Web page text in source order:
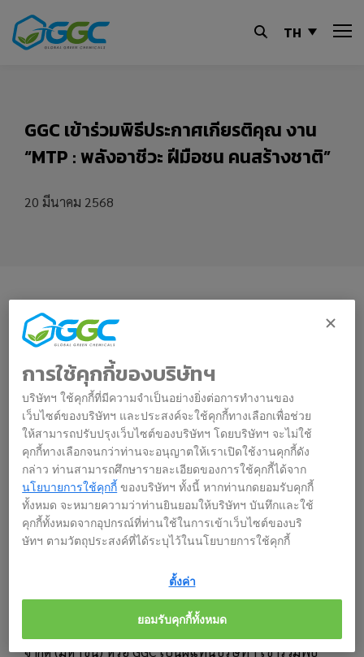
TH
GGC เข้าร่วมพิธีประกาศเกียรติคุณ งาน
“MTP : พลังอาชีวะ ฝีมือชน คนสร้างชาติ”
20 มีนาคม 2568
ดาวน์โหลด PDF
(20 มีนาคม 2568) นายพร้อมพร อิศรางกูร ณ อยุธยา ผู้
จัดการฝ่ายหน่วยงานปฏิบัติการ บริษัท โกลบอลกรีนเคมิคอล
จำกัด (มหาชน) หรือ GGC เป็นผู้แทนบริษัทฯ เข้าร่วมพิธี
การใช้คุกกี้ของบริษัทฯ
บริษัทฯ ใช้คุกกี้ที่มีความจำเป็นอย่างยิ่งต่อการทำงานของ
เว็บไซต์ของบริษัทฯ และประสงค์จะใช้คุกกี้ทางเลือกเพื่อช่วย
ให้สามารถปรับปรุงเว็บไซต์ของบริษัทฯ โดยบริษัทฯ จะไม่ใช้
คุกกี้ทางเลือกจนกว่าท่านจะอนุญาตให้เราเปิดใช้งานคุกกี้ดัง
กล่าว ท่านสามารถศึกษารายละเอียดของการใช้คุกกี้ได้จาก
นโยบายการใช้คุกกี้ ของบริษัทฯ ทั้งนี้ หากท่านกดยอมรับคุกกี้
ทั้งหมด จะหมายความว่าท่านยินยอมให้บริษัทฯ บันทึกและใช้
คุกกี้ทั้งหมดจากอุปกรณ์ที่ท่านใช้ในการเข้าเว็บไซต์ของบริ
ษัทฯ ตามวัตถุประสงค์ที่ได้ระบุไว้ในนโยบายการใช้คุกกี้
ตั้งค่า
ยอมรับคุกกี้ทั้งหมด